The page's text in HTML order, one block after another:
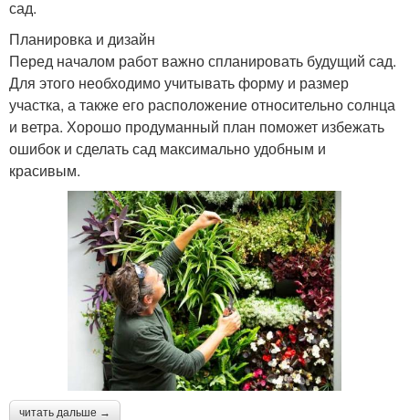
сад.
Планировка и дизайн
Перед началом работ важно спланировать будущий сад.
Для этого необходимо учитывать форму и размер
участка, а также его расположение относительно солнца
и ветра. Хорошо продуманный план поможет избежать
ошибок и сделать сад максимально удобным и
красивым.
читать дальше →